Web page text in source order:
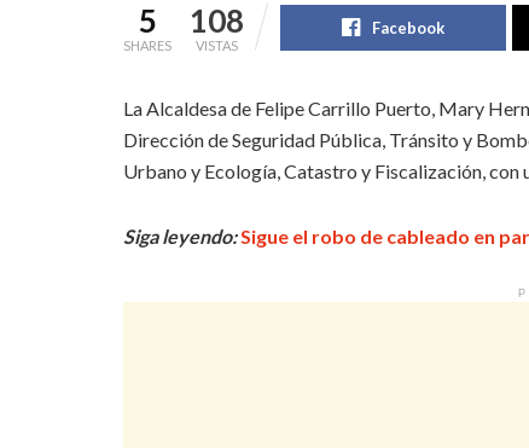
5
SHARES
108
VISTAS
Facebook
La Alcaldesa de Felipe Carrillo Puerto, Mary
Dirección de Seguridad Pública, Tránsito y
Urbano y Ecología, Catastro y Fiscalización, con
Siga leyendo:Sigue el robo de cableado en